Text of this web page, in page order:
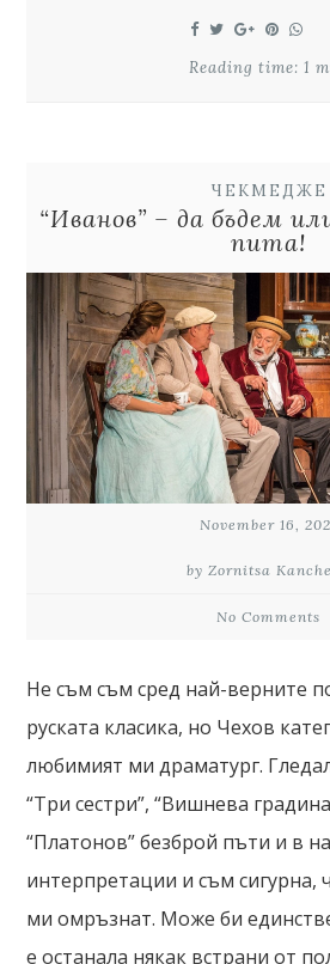
Reading time: 1
ЧЕКМЕДЖЕ
“Иванов” – да бъдем
пита!
November 16,
by Zornitsa
No Comments
Не съм съм сред най-верните
руската класика, но Чехов
любимият ми драматург.
“Три сестри”, “Вишнева
“Платонов” безброй пъти и в
интерпретации и съм сигурна,
ми омръзнат. Може би
е останала някак встрани от